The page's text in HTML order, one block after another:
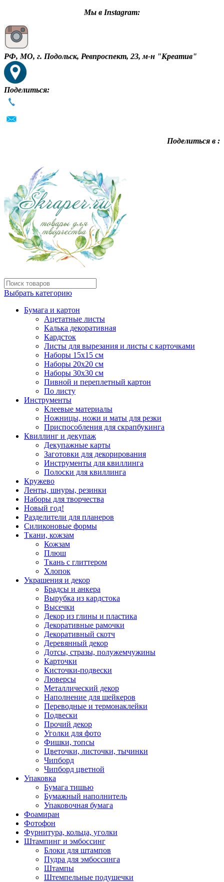
Мы в Instagram:
РФ, МО, г. Подольск, Ревпроспект, 23, м-н "Креатив"
Поделиться:
Поделиться в :
Выбрать категорию
Бумага и картон
Ацетатные листы
Калька декоративная
Кардсток
Листы для вырезания и листы с карточками
Наборы 15х15 см
Наборы 20х20 см
Наборы 30х30 см
Пивной и переплетный картон
По листу
Инструменты
Клеевые материалы
Ножницы, ножи и маты для резки
Приспособления для скрапбукинга
Квиллинг и декупаж
Декупажные карты
Заготовки для декорирования
Инструменты для квиллинга
Полоски для квиллинга
Кружево
Ленты, шнуры, резинки
Наборы для творчества
Новый год!
Разделители для планеров
Силиконовые формы
Ткани, кожзам
Кожзам
Плюш
Ткань с глиттером
Хлопок
Украшения и декор
Брадсы и анкера
Вырубка из кардстока
Высечки
Декор из глины и пластика
Декоративные рамочки
Декоративный скотч
Деревянный декор
Дотсы, стразы, полужемчужины
Карточки
Кисточки-подвески
Люверсы
Металлический декор
Наполнение для шейкеров
Переводные и термонаклейки
Подвески
Прочий декор
Уголки для фото
Фишки, топсы
Цветочки, листочки, тычинки
Чипборд
Чипборд цветной
Упаковка
Бумага тишью
Бумажный наполнитель
Упаковочная бумага
Фоамиран
Фотофон
Фурнитура, кольца, уголки
Штампинг и эмбоссинг
Блоки для штампов
Пудра для эмбоссинга
Штампы
Штемпельные подушечки